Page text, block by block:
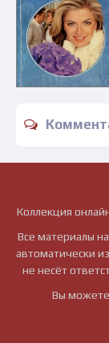
Коллекция
Все материалы
автоматически
не несёт
Вы можете